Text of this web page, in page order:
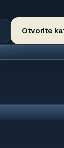
Otvorite